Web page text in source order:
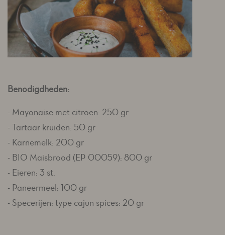
Benodigdheden:
- Mayonaise met citroen: 250 gr
- Tartaar kruiden: 50 gr
- Karnemelk: 200 gr
- BIO Maisbrood (EP 00059): 800 gr
- Eieren: 3 st.
- Paneermeel: 100 gr
- Specerijen: type cajun spices: 20 gr